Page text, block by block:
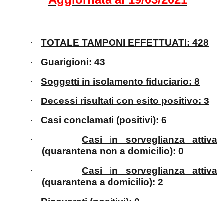
·
TOTALE TAMPONI EFFETTUATI: 428
·
Guarigioni: 43
·
Soggetti in isolamento fiduciario: 8
·
Decessi risultati con esito positivo: 3
·
Casi conclamati (positivi): 6
·
Casi in sorveglianza attiva
(quarantena non a domicilio): 0
·
Casi in sorveglianza attiva
(quarantena a domicilio): 2